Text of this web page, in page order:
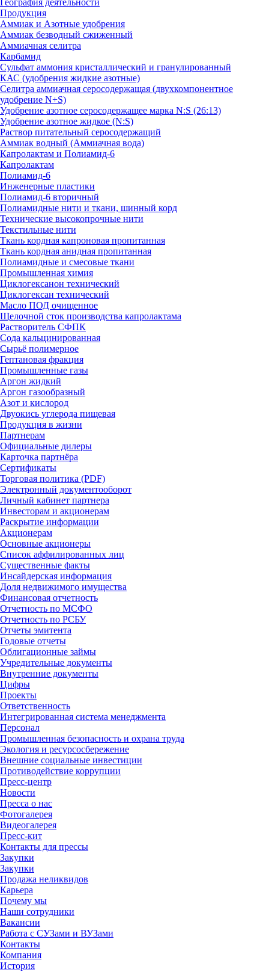
Продукция
Аммиак и Азотные удобрения
Аммиак безводный сжиженный
Аммиачная селитра
Карбамид
Сульфат аммония кристаллический и гранулированный
КАС (удобрения жидкие азотные)
Селитра аммиачная серосодержащая (двухкомпонентное
удобрение N+S)
Удобрение азотное серосодержащее марка N:S (26:13)
Удобрение азотное жидкое (N:S)
Раствор питательный серосодержащий
Аммиак водный (Аммиачная вода)
Капролактам и Полиамид-6
Капролактам
Полиамид-6
Инженерные пластики
Полиамид-6 вторичный
Полиамидные нити и ткани, шинный корд
Технические высокопрочные нити
Текстильные нити
Ткань кордная капроновая пропитанная
Ткань кордная анидная пропитанная
Полиамидные и смесовые ткани
Промышленная химия
Циклогексанон технический
Циклогексан технический
Масло ПОД очищенное
Щелочной сток производства капролактама
Растворитель СФПК
Сода кальцинированная
Сырьё полимерное
Гептановая фракция
Промышленные газы
Аргон жидкий
Аргон газообразный
Азот и кислород
Двуокись углерода пищевая
Продукция в жизни
Партнерам
Официальные дилеры
Карточка партнёра
Сертификаты
Торговая политика (PDF)
Электронный документооборот
Личный кабинет партнера
Инвесторам и акционерам
Раскрытие информации
Акционерам
Основные акционеры
Список аффилированных лиц
Существенные факты
Инсайдерская информация
Доля недвижимого имущества
Финансовая отчетность
Отчетность по МСФО
Отчетность по РСБУ
Отчеты эмитента
Годовые отчеты
Облигационные займы
Учредительные документы
Внутренние документы
Цифры
Проекты
Ответственность
Интегрированная система менеджмента
Персонал
Промышленная безопасность и охрана труда
Экология и ресурсосбережение
Внешние социальные инвестиции
Противодействие коррупции
Пресс-центр
Новости
Пресса о нас
Фотогалерея
Видеогалерея
Пресс-кит
Контакты для прессы
Закупки
Закупки
Продажа неликвидов
Карьера
Почему мы
Наши сотрудники
Вакансии
Работа с СУЗами и ВУЗами
Контакты
Компания
История